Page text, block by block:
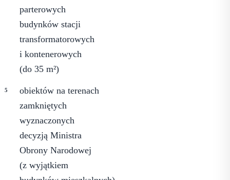
parterowych
budynków stacji
transformatorowych
i kontenerowych
(do 35 m²)
obiektów na terenach
zamkniętych
wyznaczonych
decyzją Ministra
Obrony Narodowej
(z wyjątkiem